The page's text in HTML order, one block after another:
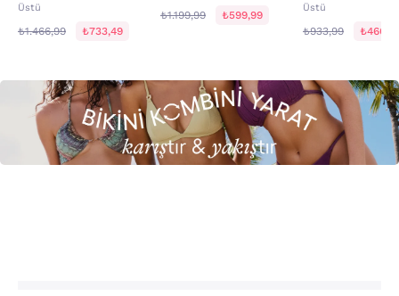
Üstü
₺1.466,99 ₺733,49
₺1.199,99 ₺599,99
Üstü
₺933,99